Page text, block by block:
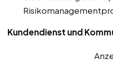
Kundendienst und